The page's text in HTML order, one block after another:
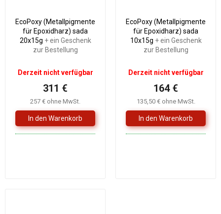
EcoPoxy (Metallpigmente
für Epoxidharz) sada
20x15g + ein Geschenk
zur Bestellung
Derzeit nicht verfügbar
257 € ohne MwSt.
311 €
EcoPoxy (Metallpigmente
für Epoxidharz) sada
10x15g + ein Geschenk
zur Bestellung
Derzeit nicht verfügbar
135,50 € ohne MwSt.
164 €